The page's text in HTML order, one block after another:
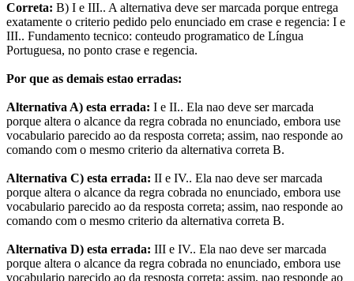
Correta: B) I e III.. A alternativa deve ser marcada porque entrega
exatamente o criterio pedido pelo enunciado em crase e regencia: I e
III.. Fundamento tecnico: conteudo programatico de Língua
Portuguesa, no ponto crase e regencia.
Por que as demais estao erradas:
Alternativa A) esta errada: I e II.. Ela nao deve ser marcada
porque altera o alcance da regra cobrada no enunciado, embora use
vocabulario parecido ao da resposta correta; assim, nao responde ao
comando com o mesmo criterio da alternativa correta B.
Alternativa C) esta errada: II e IV.. Ela nao deve ser marcada
porque altera o alcance da regra cobrada no enunciado, embora use
vocabulario parecido ao da resposta correta; assim, nao responde ao
comando com o mesmo criterio da alternativa correta B.
Alternativa D) esta errada: III e IV.. Ela nao deve ser marcada
porque altera o alcance da regra cobrada no enunciado, embora use
vocabulario parecido ao da resposta correta; assim, nao responde ao